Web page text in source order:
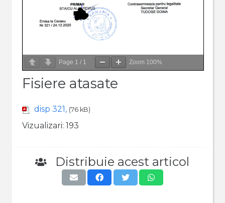
Page 1 / 1 Zoom 100%
Fisiere atasate
disp 321, (76 kB)
Vizualizari: 193
Distribuie acest articol